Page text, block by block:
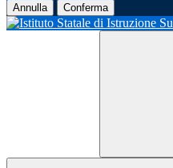
Annulla Conferma